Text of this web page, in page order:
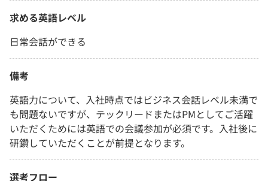
求める英語レベル
日常会話ができる
備考
英語力について、入社時点ではビジネス会話レベル未満で
も問題ないですが、テックリードまたはPMとしてご活躍
いただくためには英語での会議参加が必須です。入社後に
研鑽していただくことが前提となります。
選考フロー